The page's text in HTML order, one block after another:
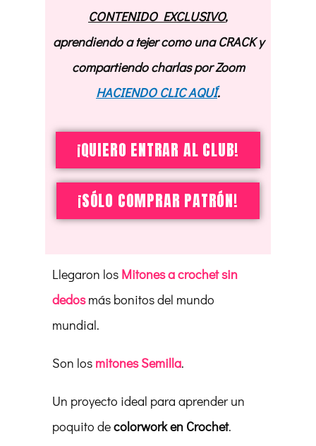
CONTENIDO EXCLUSIVO,
aprendiendo a tejer como una CRACK y
compartiendo charlas por Zoom
HACIENDO CLIC AQUÍ.
¡QUIERO ENTRAR AL CLUB!
¡SÓLO COMPRAR PATRÓN!
Llegaron los Mitones a crochet sin
dedosmás bonitos del mundo
mundial.
Son los mitones Semilla.
Un proyecto ideal para aprender un
poquito decolorwork en Crochet.